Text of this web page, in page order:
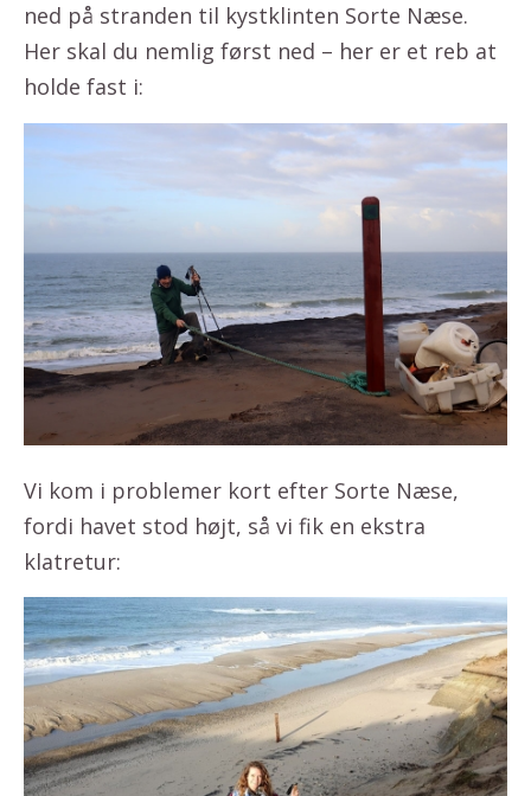
ned på stranden til kystklinten Sorte Næse.
Her skal du nemlig først ned – her er et reb at
holde fast i:
Vi kom i problemer kort efter Sorte Næse,
fordi havet stod højt, så vi fik en ekstra
klatretur: